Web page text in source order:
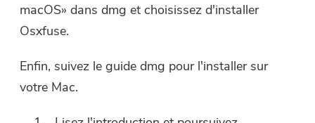
macOS» dans dmg et choisissez d'installer
Osxfuse.
Enfin, suivez le guide dmg pour l'installer sur
votre Mac.